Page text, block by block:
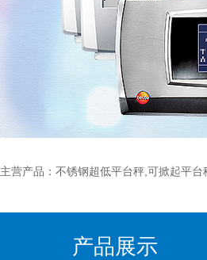
主营产品：不锈钢超低平台秤,可掀起平
产品展示